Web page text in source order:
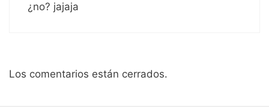
¿no? jajaja
Los comentarios están cerrados.